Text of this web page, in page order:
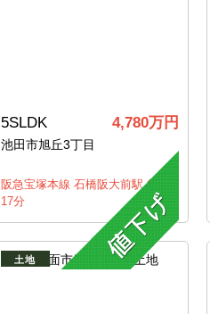
5SLDK 4,780万円
池田市旭丘3丁目
阪急宝塚本線 石橋阪大前駅 徒歩
17分
土地